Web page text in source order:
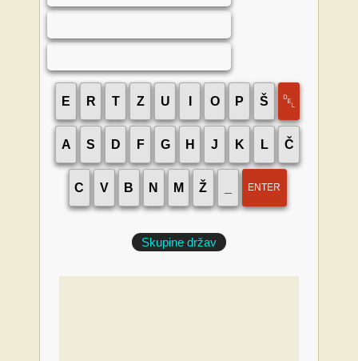
E R T Z U O P Š ␡
A S D F G H J K L Č
C V B N M Ž ENTER
Skupine držav